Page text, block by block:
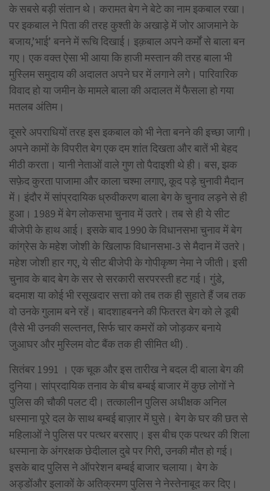
के सबसे बड़ी संतान थे। करामत बेग ने बेटे का नाम इकबाल रखा।
पर इकबाल ने पिता की तरह कुश्ती के अखाड़े में जोर आजमाने के
बजाय,’भाई’ बनने में रूचि दिखाई। इक़बाल अपने कर्मों से बाला बन
गए। एक वक्त ऐसा भी आया कि हाजी मस्तान की तरह बाला भी
मुस्लिम समुदाय की अदालत अपने घर में लगाने लगे। पारिवारिक
विवाद हो या जमीन के मामले बाला की अदालत में फैसला हो गया
मतलब अंतिम।
दूसरे अपराधियों तरह इस इकबाल को भी नेता बनने की इच्छा जागी।
अपने कामों के विपरीत बेग एक दम शांत दिखता और बातें भी बेहद
मीठी करता। यानी नेताओं वाले गुण तो पैदाइशी थे ही। बस, झक
सफ़ेद कुरता पाजामा और काला चश्मा लगाए, कूद पड़े चुनावी मैदान
में। इंदौर में सांप्रदायिक ध्रुवीकरण बाला बेग के चुनाव लड़ने से ही
हुआ। 1989 में बेग लोकसभा चुनाव में उतरे। तब से ही ये सीट
बीजेपी के हाथ आई। इसके बाद 1990 के विधानसभा चुनाव में बेग
कांग्रेस के महेश जोशी के खिलाफ विधानसभा-3 से मैदान में उतरे।
महेश जोशी हार गए, ये सीट बीजेपी के गोपीकृष्ण नेमा ने जीती। इसी
चुनाव के बाद बेग के सर से सरकारी सरपरस्ती हट गई। गुंडे,
बदमाश या कोई भी रसूखदार सत्ता को तब तक ही सुहाते हैं जब तक
वो उनके गुलाम बने रहें। बादशाहबनने की फितरत बेग को ले डूबी
(वैसे भी उनकी सल्तनत, सिर्फ चार कमरों को जोड़कर बनाये
जुआघर और मुस्लिम वोट बैंक तक ही सीमित थी) .
सितंबर 1991 । एक चूक और इस तारीख ने बदल दी बाला बेग की
दुनिया। सांप्रदायिक तनाव के बीच बम्बई बाजार में कुछ लोगों ने
पुलिस की चौकी पलट दी। तत्कालीन पुलिस अधीक्षक अनिल
धस्माना पूरे दल के साथ बम्बई बाज़ार में घुसे। बेग के घर की छत से
महिलाओं ने पुलिस पर पत्थर बरसाए। इस बीच एक पत्थर की शिला
धस्माना के अंगरक्षक छेदीलाल दुबे पर गिरी, उनकी मौत हो गई।
इसके बाद पुलिस ने ऑपरेशन बम्बई बाजार चलाया। बेग के
अड्डोंऔर इलाकों के अतिक्रमण पुलिस ने नेस्तेनाबूद कर दिए।